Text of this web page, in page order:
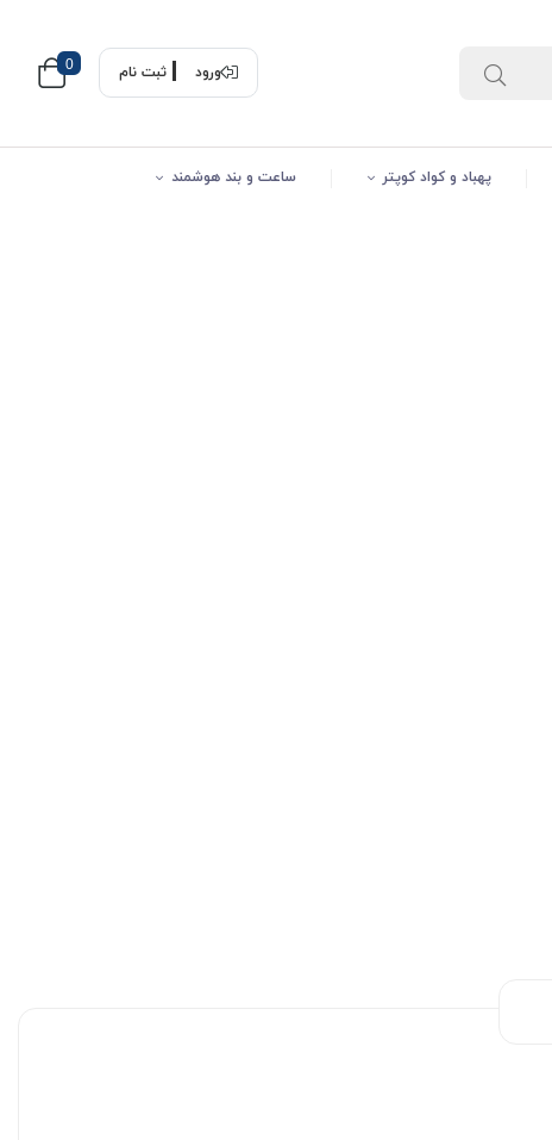
ورود ثبت نام 0
پهباد و کواد کوپتر ساعت و بند هوشمند